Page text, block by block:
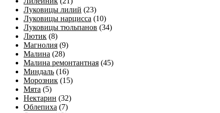
Луковицы лилий (23)
Луковицы нарцисса (10)
Луковицы тюльпанов (34)
Лютик (8)
Магнолия (9)
Малина (28)
Малина ремонтантная (45)
Миндаль (16)
Морозник (15)
Мята (5)
Нектарин (32)
Облепиха (7)